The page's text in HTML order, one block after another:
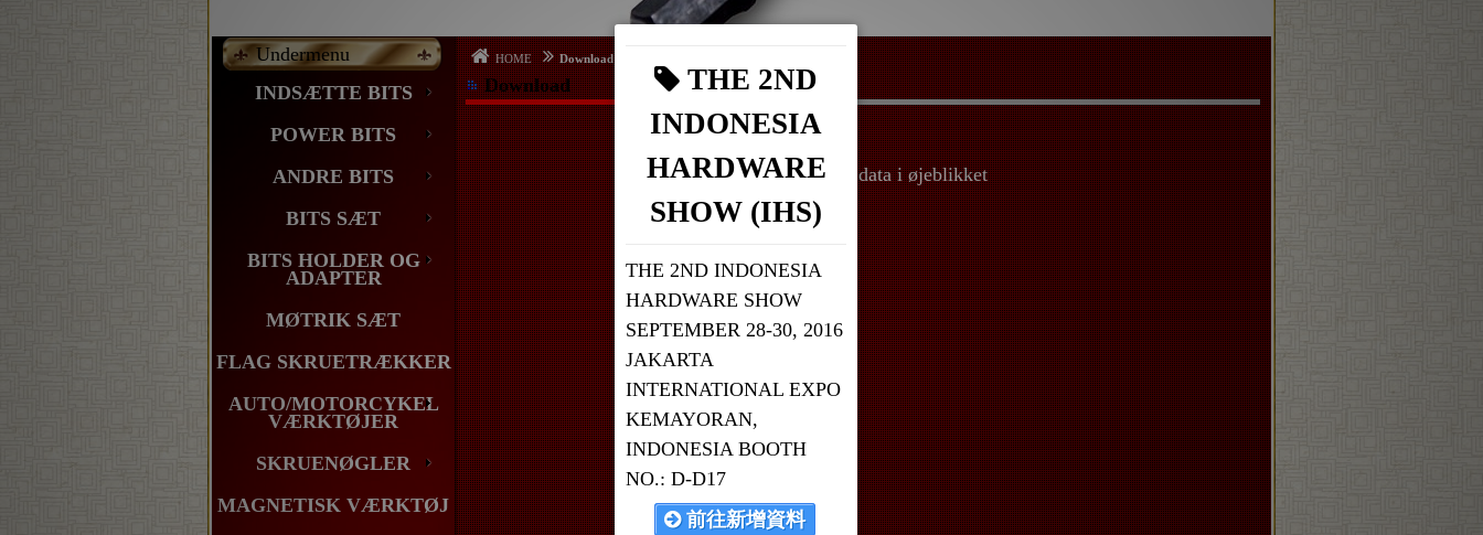
Undermenu
INDSÆTTE BITS
POWER BITS
ANDRE BITS
BITS SÆT
BITS HOLDER OG
ADAPTER
MØTRIK SÆT
FLAG SKRUETRÆKKER
AUTO/MOTORCYKEL
VÆRKTØJER
SKRUENØGLER
MAGNETISK VÆRKTØJ
HOME Download
Download
Ingen data i øjeblikket
!!
THE 2ND
INDONESIA
HARDWARE
SHOW (IHS)
THE 2ND INDONESIA
HARDWARE SHOW
SEPTEMBER 28-30, 2016
JAKARTA
INTERNATIONAL EXPO
KEMAYORAN,
INDONESIA BOOTH
NO.: D-D17
前往新增資料